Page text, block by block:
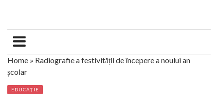
Home » Radiografie a festivității de începere a noului an
școlar
EDUCAȚIE